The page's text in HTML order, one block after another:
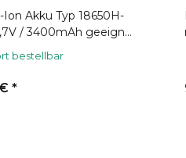
Ion Akku Typ 18650H-
/ 3400mAh geeignet
bestellbar
*